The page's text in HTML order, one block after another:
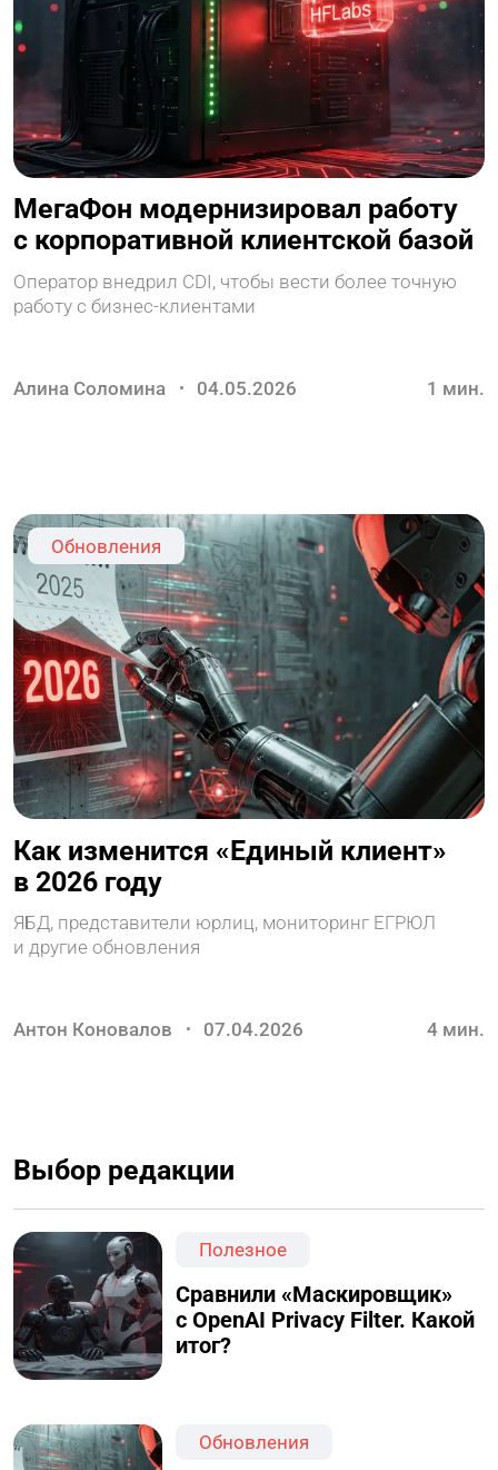
МегаФон модернизировал работу
с корпоративной клиентской базой
Оператор внедрил CDI, чтобы вести более точную
работу с бизнес-клиентами
Алина Соломина 04.05.2026 1 мин.
Обновления
Как изменится «Единый клиент»
в 2026 году
ЯБД, представители юрлиц, мониторинг ЕГРЮЛ
и другие обновления
Антон Коновалов 07.04.2026 4мин.
Выбор редакции
Полезное
Сравнили «Маскировщик»
с OpenAI Privacy Filter. Какой
итог?
Обновления